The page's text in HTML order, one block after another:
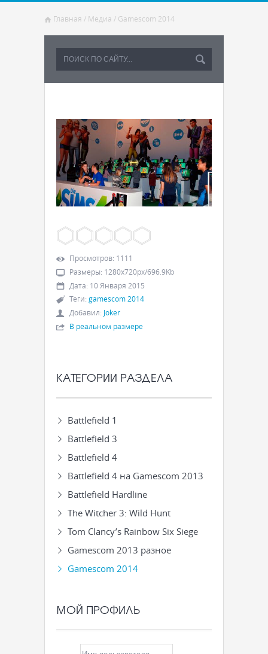
Главная / Медиа / Gamescom 2014
Просмотров: 1111
Размеры: 1280x720px/696.9Kb
Дата: 10 Января 2015
Теги: gamescom 2014
Добавил: Joker
В реальном размере
КАТЕГОРИИ РАЗДЕЛА
Battlefield 1
Battlefield 3
Battlefield 4
Battlefield 4 на Gamescom 2013
Battlefield Hardline
The Witcher 3: Wild Hunt
Tom Clancy’s Rainbow Six Siege
Gamescom 2013 разное
Gamescom 2014
МОЙ ПРОФИЛЬ